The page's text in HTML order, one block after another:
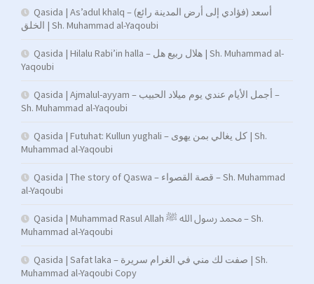
Qasida | As’adul khalq – (فؤادي إلى أرض المدينة رائع) أسعد
الخلق | Sh. Muhammad al-Yaqoubi
Qasida | Hilalu Rabi’in halla – هلال ربيع هل | Sh. Muhammad al-
Yaqoubi
Qasida | Ajmalul-ayyam – أجمل الأيام عندي يوم ميلاد الحبيب –
Sh. Muhammad al-Yaqoubi
Qasida | Futuhat: Kullun yughali – كل يغالي بمن يهوى | Sh.
Muhammad al-Yaqoubi
Qasida | The story of Qaswa – قصة القصواء – Sh. Muhammad
al-Yaqoubi
Qasida | Muhammad Rasul Allah محمد رسول الله ﷺ – Sh.
Muhammad al-Yaqoubi
Qasida | Safat laka – صفت لك مني في الغرام سريرة | Sh.
Muhammad al-Yaqoubi Copy